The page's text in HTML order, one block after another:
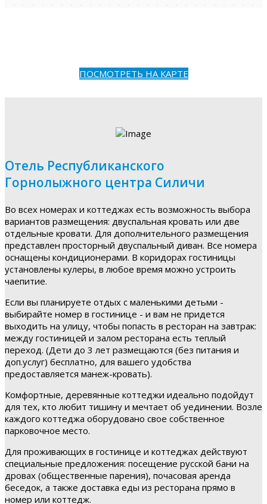
ПОСМОТРЕТЬ НА КАРТЕ
Отель Республиканского
Горнолыжного центра Силичи
Во всех номерах и коттеджах есть возможность выбора
вариантов размещения: двуспальная кровать или две
отдельные кровати. Для дополнительного размещения
представлен просторный двуспальный диван. Все номера
оснащены кондиционерами. В коридорах гостиницы
установлены кулеры, в любое время можно устроить
чаепитие.
Если вы планируете отдых с маленькими детьми -
выбирайте номер в гостинице - и вам не придется
выходить на улицу, чтобы попасть в ресторан на завтрак:
между гостиницей и залом ресторана есть теплый
переход. (Дети до 3 лет размещаются (без питания и
доп.услуг) бесплатно, для вашего удобства
предоставляется манеж-кровать).
Комфортные, деревянные коттеджи идеально подойдут
для тех, кто любит тишину и мечтает об уединении. Возле
каждого коттеджа оборудовано свое собственное
парковочное место.
Для проживающих в гостинице и коттеджах действуют
специальные предложения: посещение русской бани на
дровах (общественные парения), почасовая аренда
беседок, а также доставка еды из ресторана прямо в
номер или коттедж.